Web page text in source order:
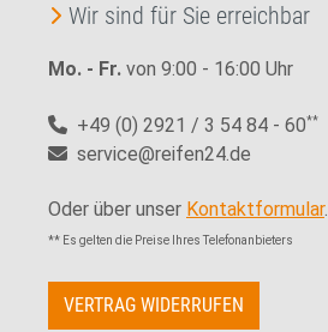
Wir sind für Sie erreichbar
Mo. - Fr. von 9:00 - 16:00 Uhr
+49 (0) 2921 / 3 54 84 - 60**
service@reifen24.de
Oder über unser Kontaktformular.
** Es gelten die Preise Ihres Telefonanbieters
VERTRAG WIDERRUFEN